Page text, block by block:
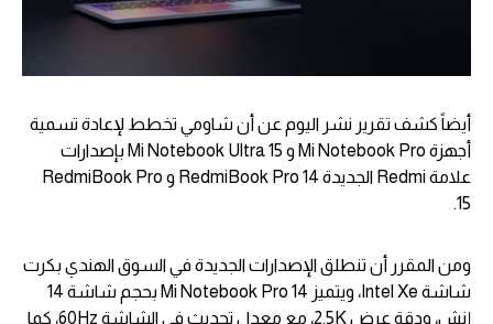
أيضاً كشف تقرير نشر اليوم عن أن شاومي تخطط لإعادة تسمية
أجهزة Mi Notebook Pro و Mi Notebook Ultra 15 بإصدارات
علامة Redmi الجديدة RedmiBook Pro 14 و RedmiBook Pro
15.
ومن المقرر أن تنطلق الإصدارات الجديدة في السوق الهندي بكرت
شاشة Intel Xe، ويتميز Mi Notebook Pro 14 بحجم شاشة 14
إنش، ودقة عرض 2.5K، مع معدل تحديث في الشاشة 60Hz، كما